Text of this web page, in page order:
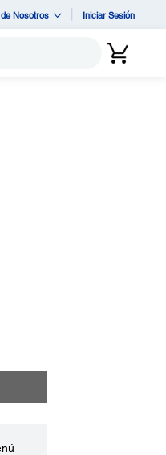
Nosotros Iniciar Sesión